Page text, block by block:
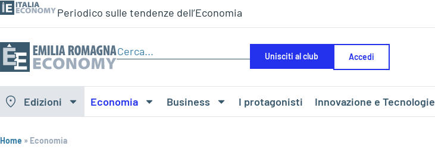
Periodico sulle tendenze dell’Economia
Unisciti al club Accedi
Edizioni Economia Business I protagonisti Innovazione e Tecnologie
Home » Economia